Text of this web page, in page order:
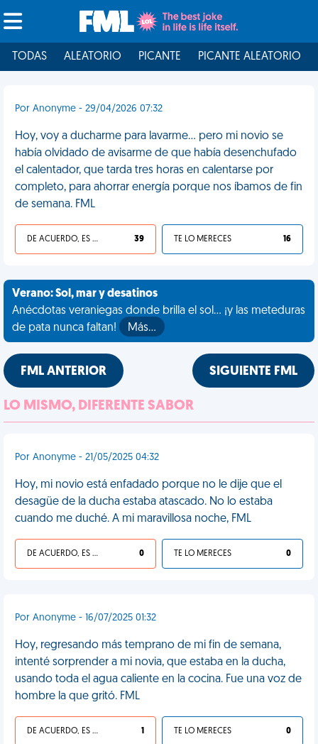
TODAS ALEATORIO PICANTE PICANTE ALEATORIO
Por Anonyme - 29/04/2026 07:32
Hoy, voy a ducharme para lavarme… pero mi novio se
había olvidado de avisarme de que había desenchufado
el calentador, que tarda tres horas en calentarse por
completo, para ahorrar energía porque nos íbamos de fin
de semana. FML
DE ACUERDO, ES UNA VIDA HP 39 TE LO MERECES 16
Verano: Sol, mar y desatinos
Anécdotas veraniegas donde brilla el sol... ¡y las meteduras
de pata nunca faltan!
Más…
FML ANTERIOR SIGUIENTE FML
LO MISMO, DIFERENTE SABOR
Por Anonyme - 21/05/2025 04:32
Hoy, mi novio está enfadado porque no le dije que el
desagüe de la ducha estaba atascado. No lo estaba
cuando me duché. A mi maravillosa noche, FML
DE ACUERDO, ES UNA VIDA HP 0 TE LO MERECES 0
Por Anonyme - 16/07/2025 01:32
Hoy, regresando más temprano de mi fin de semana,
intenté sorprender a mi novia, que estaba en la ducha,
usando toda el agua caliente en la cocina. Fue una voz de
hombre la que gritó. FML
DE ACUERDO, ES UNA VIDA HP 1 TE LO MERECES 0